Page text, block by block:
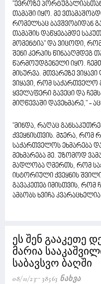
"ევროზე
თამაში იყო. მე
რომელსაც ბავშვობიდან
თამაშის დაწყებამდე
მომენტია" და ვიცოდი, რომ
შენი კერპის წინააღმდეგ
წარმოუდგენელი იყო.
მისურვა. მთვარეზე
ვიყავი, რომ საქართველო
ყველაფერი გავეცი და
მიღწევაში დავეხმარე," -
"მინდა, რაღაც
ქვეყნისთვის. მჯერა, რომ
საქართველოს ეხმარება
მეხმარება მე. უზომოდ
მადლობა ღმერთს, რომ
ისტორიული ქვეყნის
გავაკეთებ იმისთვის, რომ
ამბობს ხვიჩა
ეს შენ გააკეთე
მარია
საბავსვო ბაღში
08/11/23 38563 Ნახვა